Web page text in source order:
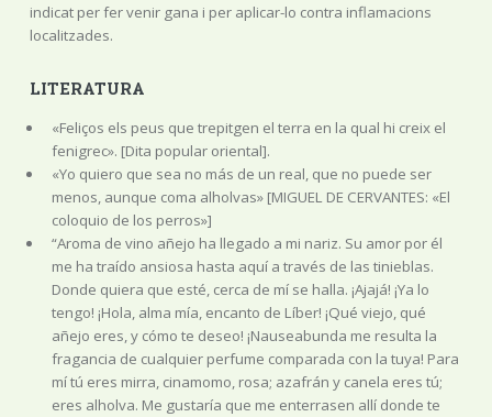
indicat per fer venir gana i per aplicar-lo contra inflamacions
localitzades.
LITERATURA
«Feliços els peus que trepitgen el terra en la qual hi creix el
fenigrec». [Dita popular oriental].
«Yo quiero que sea no más de un real, que no puede ser
menos, aunque coma alholvas» [MIGUEL DE CERVANTES: «El
coloquio de los perros»]
“Aroma de vino añejo ha llegado a mi nariz. Su amor por él
me ha traído ansiosa hasta aquí a través de las tinieblas.
Donde quiera que esté, cerca de mí se halla. ¡Ajajá! ¡Ya lo
tengo! ¡Hola, alma mía, encanto de Líber! ¡Qué viejo, qué
añejo eres, y cómo te deseo! ¡Nauseabunda me resulta la
fragancia de cualquier perfume comparada con la tuya! Para
mí tú eres mirra, cinamomo, rosa; azafrán y canela eres tú;
eres alholva. Me gustaría que me enterrasen allí donde te